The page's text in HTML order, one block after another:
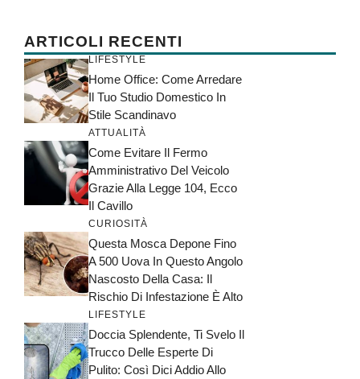
ARTICOLI RECENTI
LIFESTYLE
Home Office: Come Arredare
Il Tuo Studio Domestico In
Stile Scandinavo
ATTUALITÀ
Come Evitare Il Fermo
Amministrativo Del Veicolo
Grazie Alla Legge 104, Ecco
Il Cavillo
CURIOSITÀ
Questa Mosca Depone Fino
A 500 Uova In Questo Angolo
Nascosto Della Casa: Il
Rischio Di Infestazione È Alto
LIFESTYLE
Doccia Splendente, Ti Svelo Il
Trucco Delle Esperte Di
Pulito: Così Dici Addio Allo